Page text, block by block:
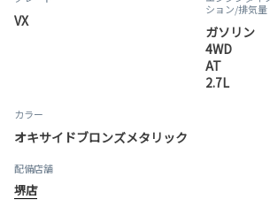
VX
ション/排気量
ガソリン
4WD
AT
2.7L
カラー
オキサイドブロンズメタリック
配備店舗
堺店